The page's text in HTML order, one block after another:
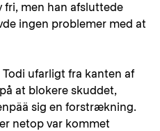
fri, men han afsluttede
ingen problemer med at
ufarligt fra kanten af
at blokere skuddet,
sig en forstrækning.
netop var kommet